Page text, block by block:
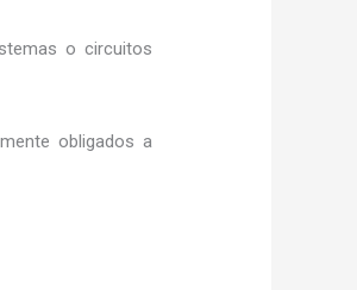
o circuitos
obligados a